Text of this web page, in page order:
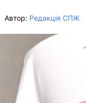
Автор: Редакція СПЖ